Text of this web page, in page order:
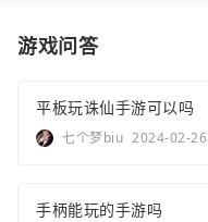
游戏问答
平板玩诛仙手游可以吗
七个梦biu 2024-02-26
手柄能玩的手游吗